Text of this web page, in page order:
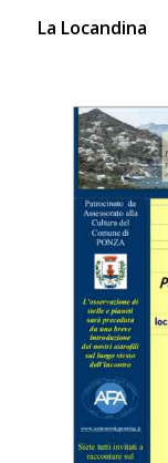
La Locandina